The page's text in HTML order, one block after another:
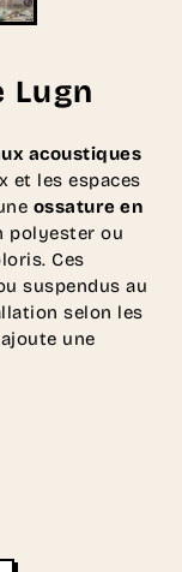
Lugn
acoustiques
et les espaces
ossature en
polyester ou
Ces
suspendus au
selon les
une